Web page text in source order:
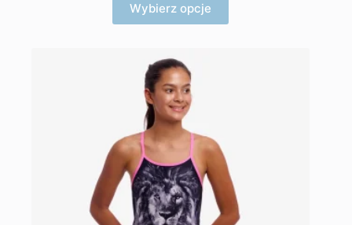
Wybierz opcje
produkt
ma
wariantów.
Opcje
można
wybrać
na
stronie
produktu